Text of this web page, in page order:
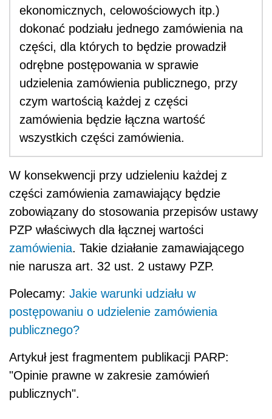
ekonomicznych, celowościowych itp.)
dokonać podziału jednego zamówienia na
części, dla których to będzie prowadził
odrębne postępowania w sprawie
udzielenia zamówienia publicznego, przy
czym wartością każdej z części
zamówienia będzie łączna wartość
wszystkich części zamówienia.
W konsekwencji przy udzieleniu każdej z
części zamówienia zamawiający będzie
zobowiązany do stosowania przepisów ustawy
PZP właściwych dla łącznej wartości
zamówienia. Takie działanie zamawiającego
nie narusza art. 32 ust. 2 ustawy PZP.
Polecamy: Jakie warunki udziału w
postępowaniu o udzielenie zamówienia
publicznego?
Artykuł jest fragmentem publikacji PARP:
"Opinie prawne w zakresie zamówień
publicznych".